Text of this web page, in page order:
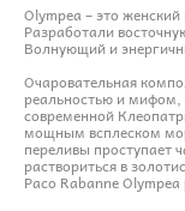
Olympea – это
Разработали
Волнующий и
Очаровательная
реальностью и мифом,
современной
мощным всплеском
переливы проступает
раствориться в
Paco Rabanne